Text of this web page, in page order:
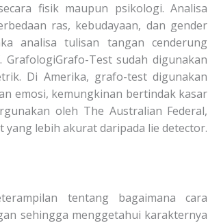
fisik maupun psikologi. Analisa
ras, kebudayaan, dan gender
analisa tulisan tangan cenderung
Test sudah digunakan
Di Amerika, grafo-test digunakan
emosi, kemungkinan bertindak kasar
oleh The Australian Federal,
lebih akurat daripada lie detector.
tentang bagaimana cara
sehingga menggetahui karakternya